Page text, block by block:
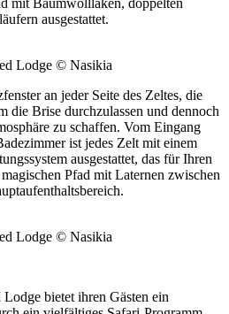
ausgestattet.
Lodge © Nasikia
an jeder Seite des Zeltes, die
die Brise durchzulassen und dennoch
zu schaffen. Vom Eingang
ist jedes Zelt mit einem
ausgestattet, das für Ihren
Pfad mit Laternen zwischen
Lodge © Nasikia
bietet ihren Gästen ein